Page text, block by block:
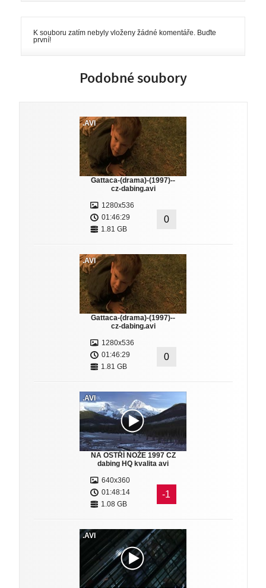
K souboru zatím nebyly vloženy žádné komentáře. Buďte
první!
Podobné soubory
.AVI
Gattaca-(drama)-(1997)--
cz-dabing.avi
1280x536
01:46:29
1.81 GB
0
.AVI
Gattaca-(drama)-(1997)--
cz-dabing.avi
1280x536
01:46:29
1.81 GB
0
.AVI
NA OSTŘÍ NOŽE 1997 CZ
dabing HQ kvalita avi
640x360
01:48:14
1.08 GB
-1
.AVI